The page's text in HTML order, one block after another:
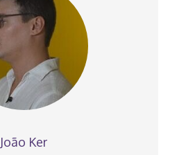
João Ker